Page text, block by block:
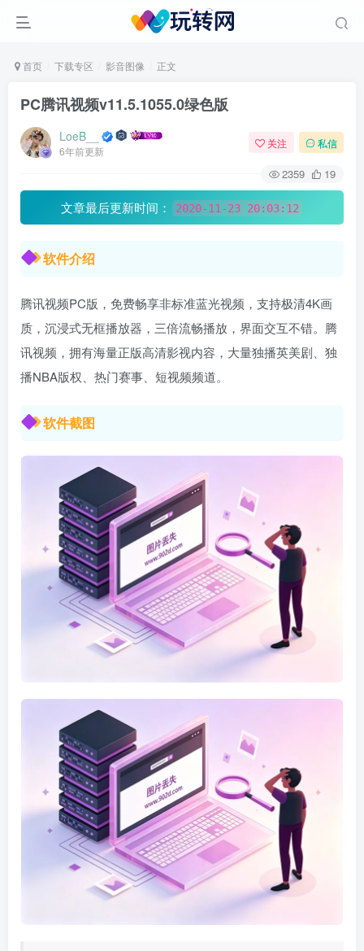
首页 下载专区 影音图像 正文
PC腾讯视频v11.5.1055.0绿色版
LoeB__
6年前更新
关注 私信
2359 19
文章最后更新时间： 2020-11-23 20:03:12
软件介绍
腾讯视频PC版，免费畅享非标准蓝光视频，支持极清4K画
质，沉浸式无框播放器，三倍流畅播放，界面交互不错。腾
讯视频，拥有海量正版高清影视内容，大量独播英美剧、独
播NBA版权、热门赛事、短视频频道。
软件截图